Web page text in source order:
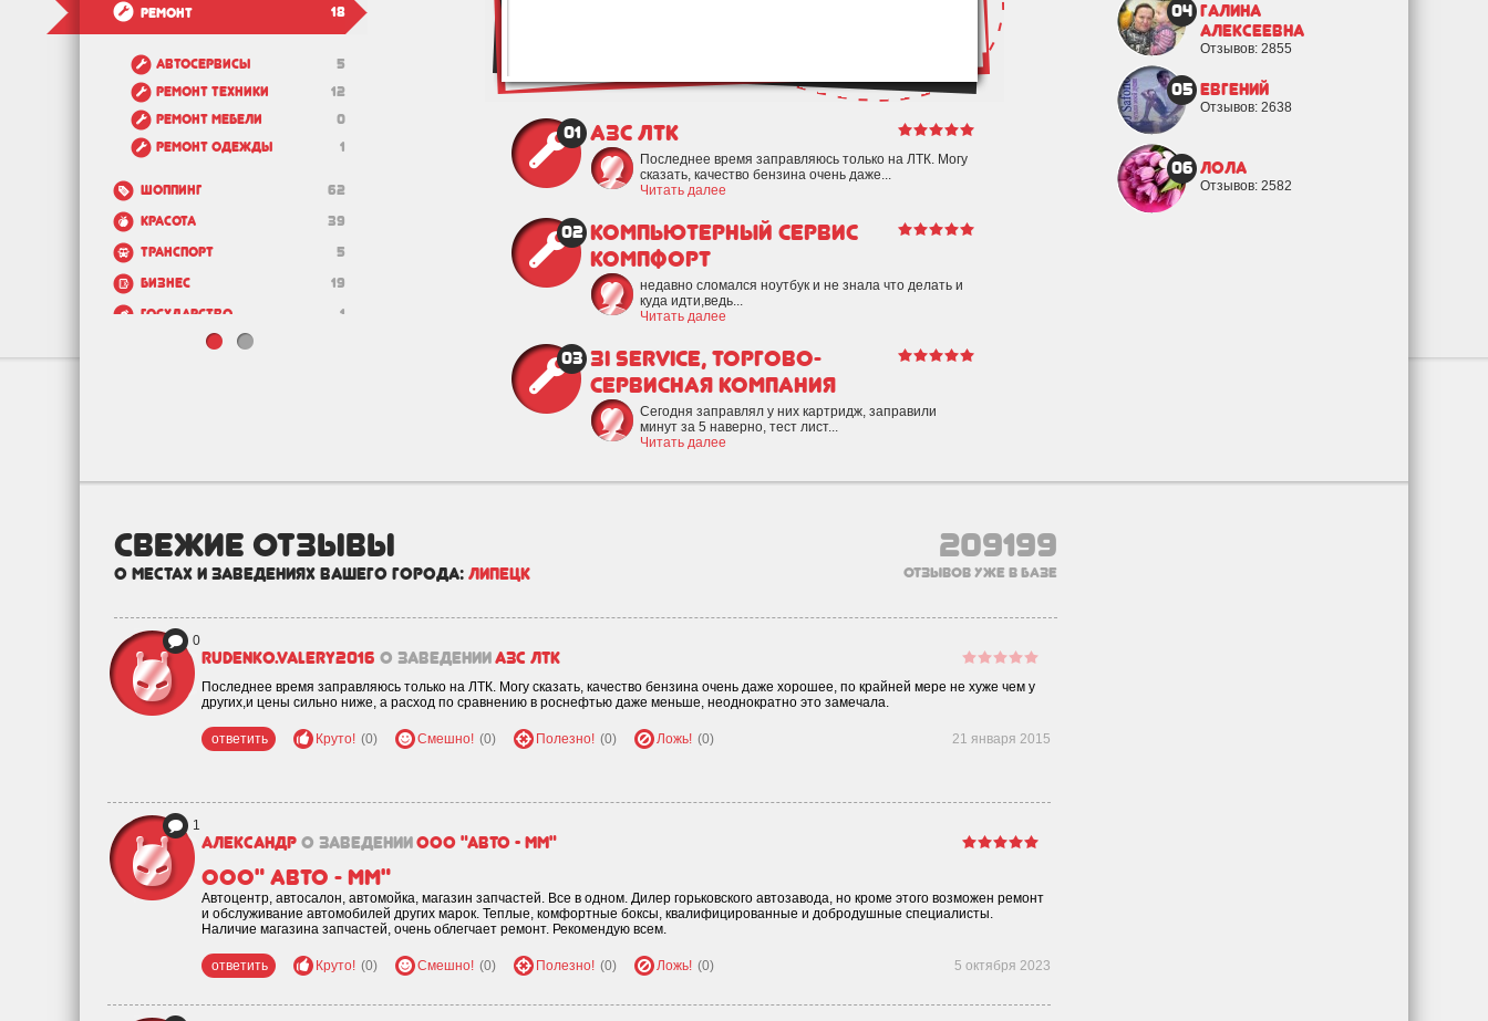
18
Ремонт
5
Автосервисы
12
Ремонт техники
0
Ремонт мебели
1
Ремонт одежды
62
Шоппинг
39
Красота
5
Транспорт
19
Бизнес
1
Государство
04 Галина
Алексеевна
Отзывов: 2855
05 евгений
Отзывов: 2638
06 Лола
Отзывов: 2582
01 АЗС ЛТК
Последнее время заправляюсь только на ЛТК. Могу
сказать, качество бензина очень даже...
Читать далее
02 Компьютерный сервис
Компфорт
недавно сломался ноутбук и не знала что делать и
куда идти,ведь...
Читать далее
03 3i Service, торгово-
сервисная компания
Сегодня заправлял у них картридж, заправили
минут за 5 наверно, тест лист...
Читать далее
свежие отзывы
о местах и заведениях вашего города: Липецк
209199
отзывов уже в базе
0
rudenko.valery2016 о заведенииАЗС ЛТК
Последнее время заправляюсь только на ЛТК. Могу сказать, качество бензина очень даже хорошее, по крайней мере не хуже чем у
других,и цены сильно ниже, а расход по сравнению в роснефтью даже меньше, неоднократно это замечала.
ответить Круто! (0) Смешно! (0) Полезно! (0) Ложь! (0) 21 января 2015
1
Александр о заведенииООО "Авто - ММ"
ООО" Авто - ММ"
Автоцентр, автосалон, автомойка, магазин запчастей. Все в одном. Дилер горьковского автозавода, но кроме этого возможен ремонт
и обслуживание автомобилей других марок. Теплые, комфортные боксы, квалифицированные и добродушные специалисты.
Наличие магазина запчастей, очень облегчает ремонт. Рекомендую всем.
ответить Круто! (0) Смешно! (0) Полезно! (0) Ложь! (0) 5 октября 2023